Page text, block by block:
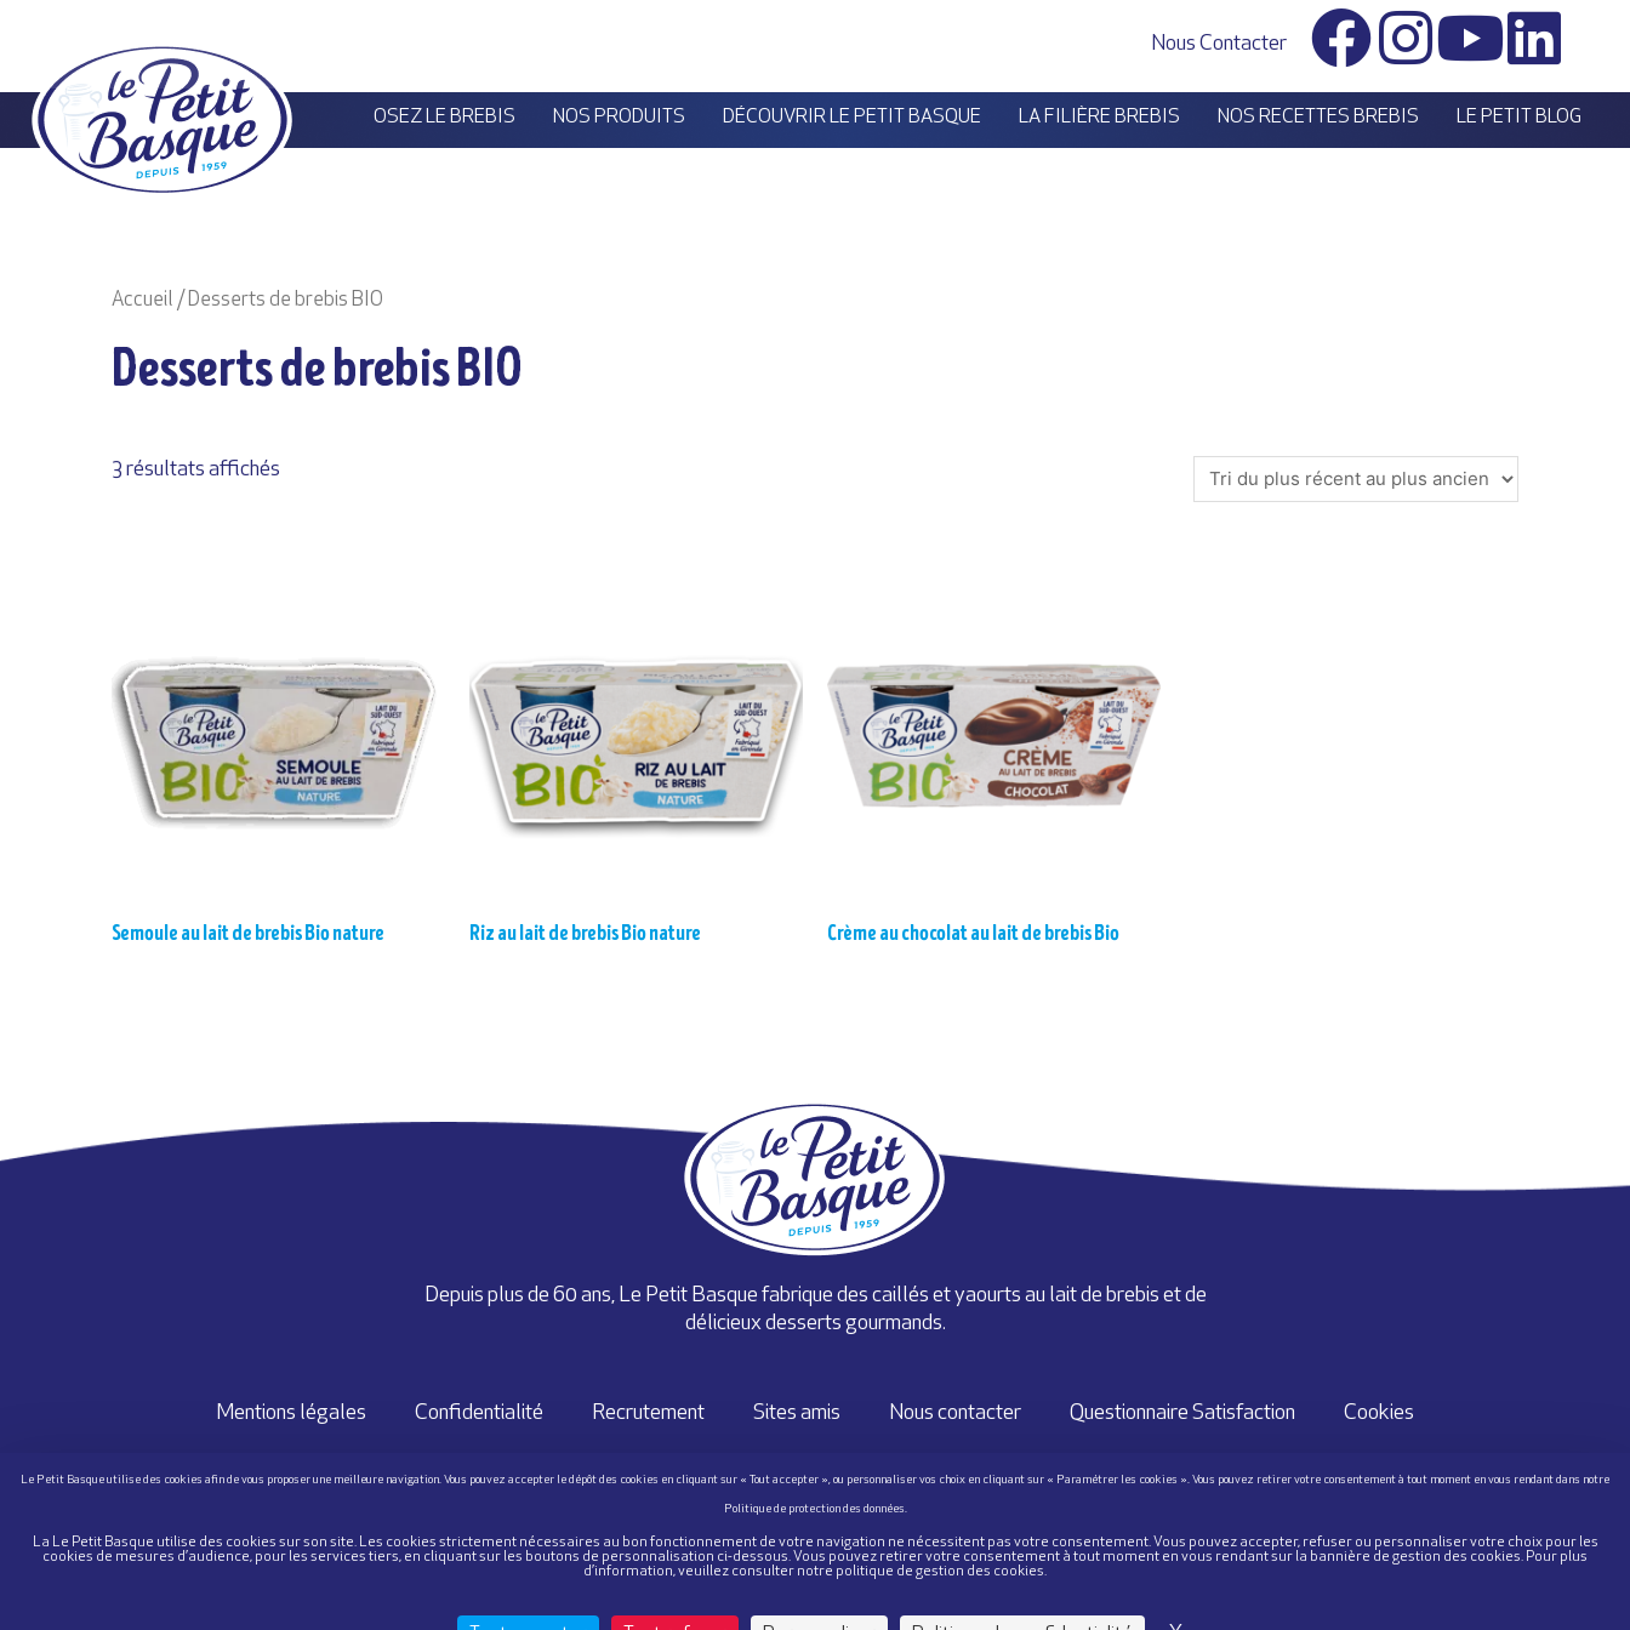
La Le Petit Basque utilise des cookies sur son site. Les cookies strictement nécessaires au bon fonctionnement de votre navigation ne nécessitent pas votre consentement. Vous pouvez accepter, refuser ou personnaliser votre choix pour les
cookies de mesures d’audience, pour les services tiers, en cliquant sur les boutons de personnalisation ci-dessous. Vous pouvez retirer votre consentement à tout moment en vous rendant sur la bannière de gestion des cookies. Pour plus
d’information, veuillez consulter notre politique de gestion des cookies.
Nous Contacter
OSEZ LE BREBIS NOS PRODUITS DÉCOUVRIR LE PETIT BASQUE LA FILIÈRE BREBIS NOS RECETTES BREBIS LE PETIT BLOG
Accueil / Desserts de brebis BIO
Desserts de brebis BIO
3 résultats affichés
Semoule au lait de brebis Bio nature Riz au lait de brebis Bio nature Crème au chocolat au lait de brebis Bio
Depuis plus de 60 ans, Le Petit Basque fabrique des caillés et yaourts au lait de brebis et de
délicieux desserts gourmands.
Mentions légales Confidentialité Recrutement Sites amis Nous contacter Questionnaire Satisfaction Cookies
POUR VOTRE SANTÉ, MANGEZ AU MOINS 5 FRUITS ET LÉGUMES PAR JOUR.
WWW.MANGERBOUGER.FR